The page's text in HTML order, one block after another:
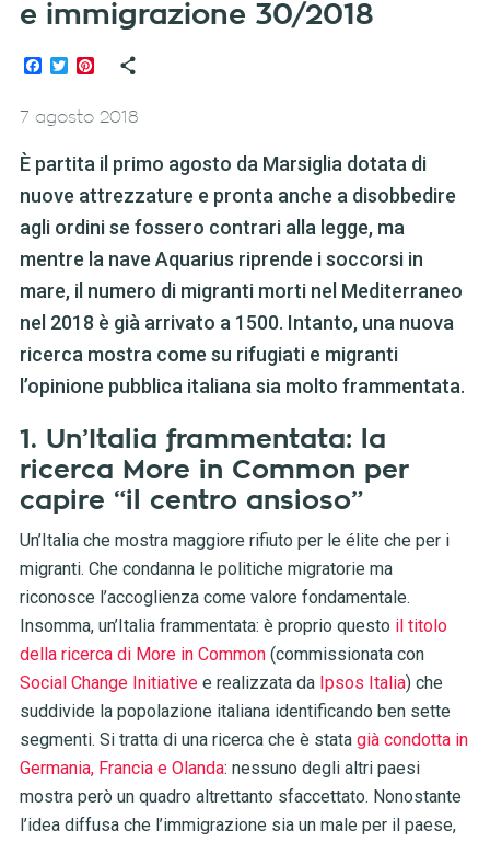
e immigrazione 30/2018
Facebook
TwitterPinterest
7 agosto 2018
È partita il primo agosto da Marsiglia dotata di
nuove attrezzature e pronta anche a disobbedire
agli ordini se fossero contrari alla legge, ma
mentre la nave Aquarius riprende i soccorsi in
mare, il numero di migranti morti nel Mediterraneo
nel 2018 è già arrivato a 1500. Intanto, una nuova
ricerca mostra come su rifugiati e migranti
l’opinione pubblica italiana sia molto frammentata.
1. Un’Italia frammentata: la
ricerca More in Common per
capire “il centro ansioso”
Un’Italia che mostra maggiore rifiuto per le élite che per i
migranti. Che condanna le politiche migratorie ma
riconosce l’accoglienza come valore fondamentale.
Insomma, un’Italia frammentata: è proprio questo il titolo
della ricerca di More in Common(commissionata con
Social Change Initiativee realizzata da Ipsos Italia) che
suddivide la popolazione italiana identificando ben sette
segmenti. Si tratta di una ricerca che è stata già condotta in
Germania, Francia e Olanda: nessuno degli altri paesi
mostra però un quadro altrettanto sfaccettato. Nonostante
l’idea diffusa che l’immigrazione sia un male per il paese,